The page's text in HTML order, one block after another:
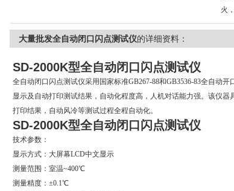
火
大量批发全自动闭口闪点测试仪的详细资料：
SD-2000K型全自动闭口闪点测试仪
全自动闭口闪点测试仪采用国家标准GB267-88和GB3536-83全自动
显示及自动打印测试结果，自动化程度高，人机对话能力强。该仪
打印结果，自动风冷等测试过程全程自动化。
SD-2000K型全自动闭口闪点测试仪
技术参数：
显示方式：大屏幕LCD中文显示
测量范围：室温~400℃
测量精度：±0.1℃